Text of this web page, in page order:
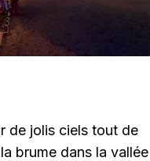
de jolis ciels tout de
brume dans la vallée